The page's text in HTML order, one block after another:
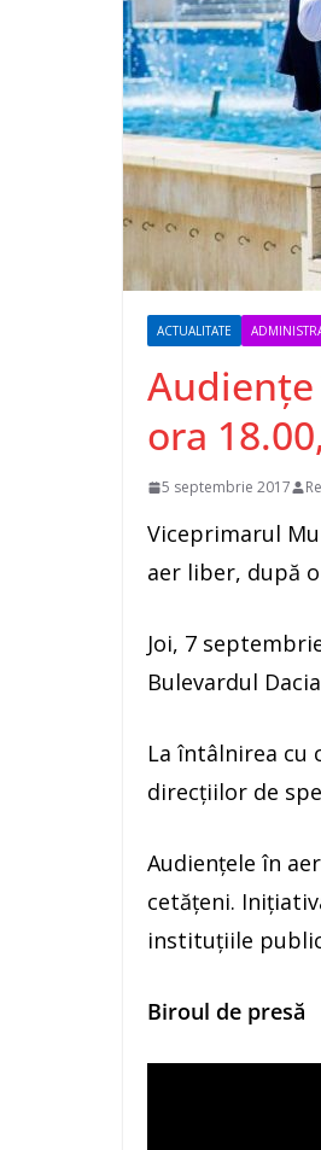
ACTUALITATE
ora
5 septembrie 2017
Viceprimarul
aer liber, după
Joi, 7
Bulevardul
La întâlnirea cu
direcțiilor de
Audiențele în
cetățeni.
instituțiile
Biroul de presă